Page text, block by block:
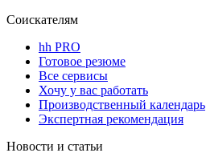
Соискателям
hh PRO
Готовое резюме
Все сервисы
Хочу у вас работать
Производственный календарь
Экспертная рекомендация
Новости и статьи